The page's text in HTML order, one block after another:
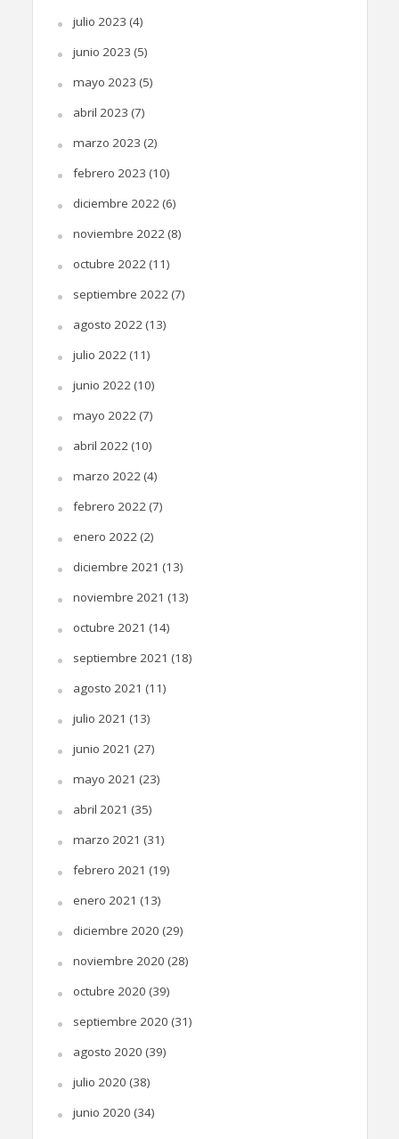
julio 2023 (4)
junio 2023 (5)
mayo 2023 (5)
abril 2023 (7)
marzo 2023 (2)
febrero 2023 (10)
diciembre 2022(6)
noviembre 2022(8)
octubre 2022(11)
septiembre 2022(7)
agosto 2022(13)
julio 2022(11)
junio 2022(10)
mayo 2022(7)
abril 2022(10)
marzo 2022(4)
febrero 2022(7)
enero 2022(2)
diciembre 2021 (13)
noviembre 2021 (13)
octubre 2021 (14)
septiembre 2021 (18)
agosto 2021 (11)
julio 2021 (13)
junio 2021 (27)
mayo 2021 (23)
abril 2021 (35)
marzo 2021 (31)
febrero 2021 (19)
enero 2021 (13)
diciembre 2020 (29)
noviembre 2020 (28)
octubre 2020 (39)
septiembre 2020 (31)
agosto 2020 (39)
julio 2020 (38)
junio 2020 (34)